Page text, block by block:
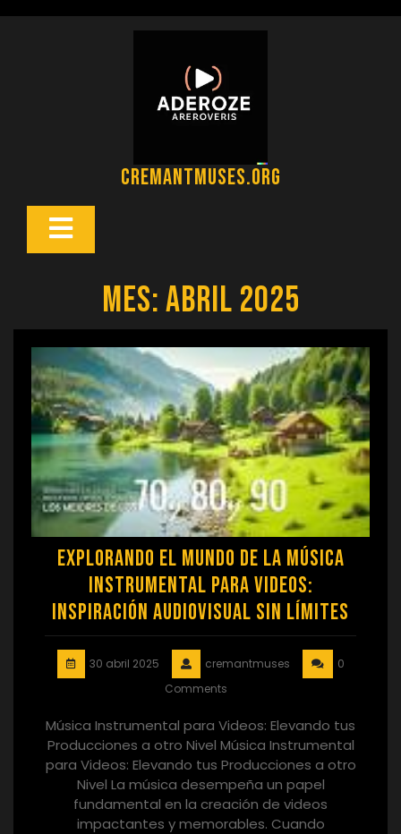
cremantmuses.org
Botón
Mes:abril 2025
Explorando el Mundo de la Música
Instrumental para Videos:
Inspiración Audiovisual sin Límites
30 abril 2025 cremantmuses
0
Comments
Música Instrumental para Videos: Elevando tus
Producciones a otro Nivel Música Instrumental
para Videos: Elevando tus Producciones a otro
Nivel La música desempeña un papel
fundamental en la creación de videos
impactantes y memorables. Cuando